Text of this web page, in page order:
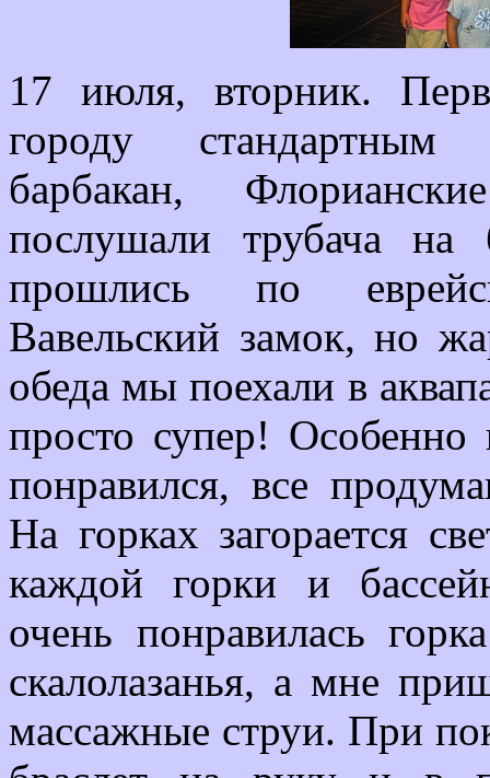
17 июля, вторник.
городу стандартным
барбакан,
послушали трубача
прошлись по
Вавельский замок, но
обеда мы поехали в
просто супер!
понравился, все
На горках загорается
каждой горки и
очень понравилась
скалолазанья, а мне
массажные струи. При